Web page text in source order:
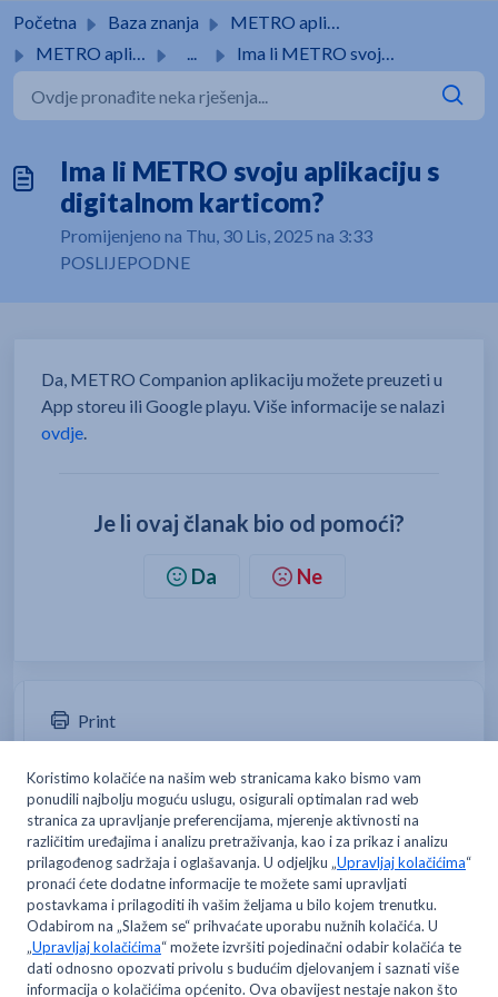
Početna Baza znanja
METRO aplikacija
METRO aplikacija
... Ima li METRO svoju aplikaciju s digitalnom karticom?
Ima li METRO svoju aplikaciju s
digitalnom karticom?
Promijenjeno na Thu, 30 Lis, 2025 na 3:33
POSLIJEPODNE
Da, METRO Companion aplikaciju možete preuzeti u
App storeu ili Google playu. Više informacije se nalazi
ovdje.
Je li ovaj članak bio od pomoći?
Da Ne
Print
Članci u ovoj mapi -
Ima li METRO svoju aplikaciju s digitalnom karticom?
Kako instalirati METRO aplikaciju?
Koje mogućnosti i benefite pruža METRO aplikacija?
Je li moguće primati račune putem METRO aplikacije?